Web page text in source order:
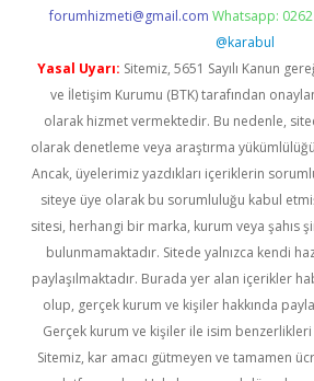
forumhizmeti@gmail.com Whatsapp:
@karabul
Yasal Uyarı: Sitemiz, 5651 Sayılı Kanun
ve İletişim Kurumu (BTK) tarafından
olarak hizmet vermektedir. Bu nedenle,
olarak denetleme veya araştırma
Ancak, üyelerimiz yazdıkları içeriklerin
siteye üye olarak bu sorumluluğu kabul
sitesi, herhangi bir marka, kurum veya şahıs
bulunmamaktadır. Sitede yalnızca kendi
paylaşılmaktadır. Burada yer alan içerikler
olup, gerçek kurum ve kişiler hakkında
Gerçek kurum ve kişiler ile isim
Sitemiz, kar amacı gütmeyen ve tamamen